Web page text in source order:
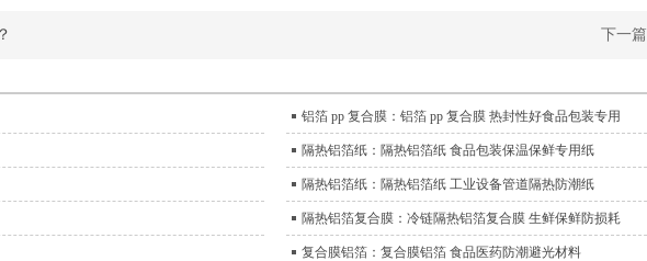
下一篇
铝箔 pp 复合膜：铝箔 pp 复合膜 热封性好食品包装专用
隔热铝箔纸：隔热铝箔纸 食品包装保温保鲜专用纸
隔热铝箔纸：隔热铝箔纸 工业设备管道隔热防潮纸
隔热铝箔复合膜：冷链隔热铝箔复合膜 生鲜保鲜防损耗
复合膜铝箔：复合膜铝箔 食品医药防潮避光材料